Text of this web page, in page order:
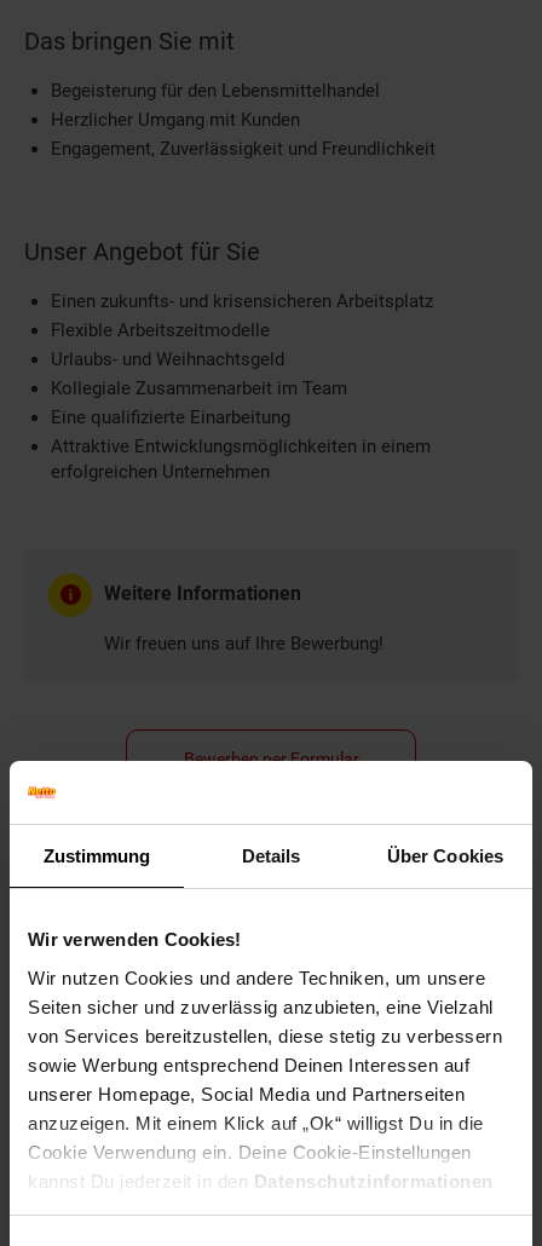
Zustimmung Details Über Cookies
Wir verwenden Cookies!
Wir nutzen Cookies und andere Techniken, um unsere
Seiten sicher und zuverlässig anzubieten, eine Vielzahl
von Services bereitzustellen, diese stetig zu verbessern
sowie Werbung entsprechend Deinen Interessen auf
unserer Homepage, Social Media und Partnerseiten
anzuzeigen. Mit einem Klick auf „Ok“ willigst Du in die
Cookie Verwendung ein. Deine Cookie-Einstellungen
kannst Du jederzeit in den Datenschutzinformationen
ändern bzw. widerrufen.
Das bringen Sie mit
Begeisterung für den Lebensmittelhandel
Herzlicher Umgang mit Kunden
Engagement, Zuverlässigkeit und Freundlichkeit
Unser Angebot für Sie
Einen zukunfts- und krisensicheren Arbeitsplatz
Flexible Arbeitszeitmodelle
Urlaubs- und Weihnachtsgeld
Kollegiale Zusammenarbeit im Team
Eine qualifizierte Einarbeitung
Attraktive Entwicklungsmöglichkeiten in einem
erfolgreichen Unternehmen
Weitere Informationen
Wir freuen uns auf Ihre Bewerbung!
Bewerben per Formular
Folge uns auf Social Media!
Hinweis: Aus Gründen der leichteren Lesbarkeit verwenden
wir im Textverlauf die männliche Form der Anrede.
Selbstverständlich sind bei Netto Menschen jeder
Geschlechtsidentität willkommen.
Fußzeile